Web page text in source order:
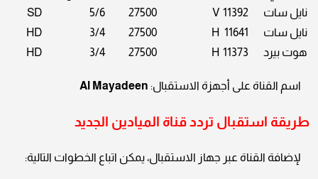
نايل سات 11392
V
27500
5/6
SD
نايل سات
11641
H
27500
3/4
HD
هوت بيرد
11373
H
27500
3/4
HD
اسم القناة على أجهزة الاستقبال: Al Mayadeen
طريقة استقبال تردد قناة الميادين الجديد
لإضافة القناة عبر جهاز الاستقبال، يمكن اتباع الخطوات التالية: